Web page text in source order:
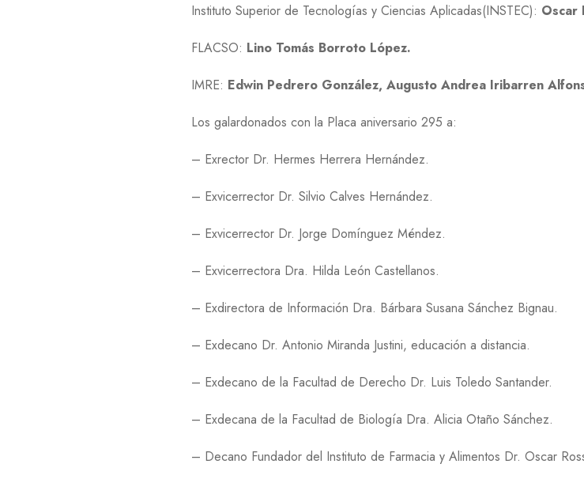
Instituto Superior de Tecnologías y Ciencias Aplicadas(INSTEC): Oscar
FLACSO: Lino Tomás Borroto López.
IMRE: Edwin Pedrero González, Augusto Andrea Iribarren
Los galardonados con la Placa aniversario 295 a:
– Exrector Dr. Hermes Herrera Hernández.
– Exvicerrector Dr. Silvio Calves Hernández.
– Exvicerrector Dr. Jorge Domínguez Méndez.
– Exvicerrectora Dra. Hilda León Castellanos.
– Exdirectora de Información Dra. Bárbara Susana Sánchez Bignau.
– Exdecano Dr. Antonio Miranda Justini, educación a distancia.
– Exdecano de la Facultad de Derecho Dr. Luis Toledo Santander.
– Exdecana de la Facultad de Biología Dra. Alicia Otaño Sánchez.
– Decano Fundador del Instituto de Farmacia y Alimentos Dr. Oscar